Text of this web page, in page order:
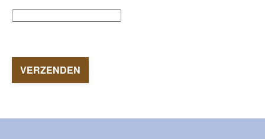
VERZENDEN